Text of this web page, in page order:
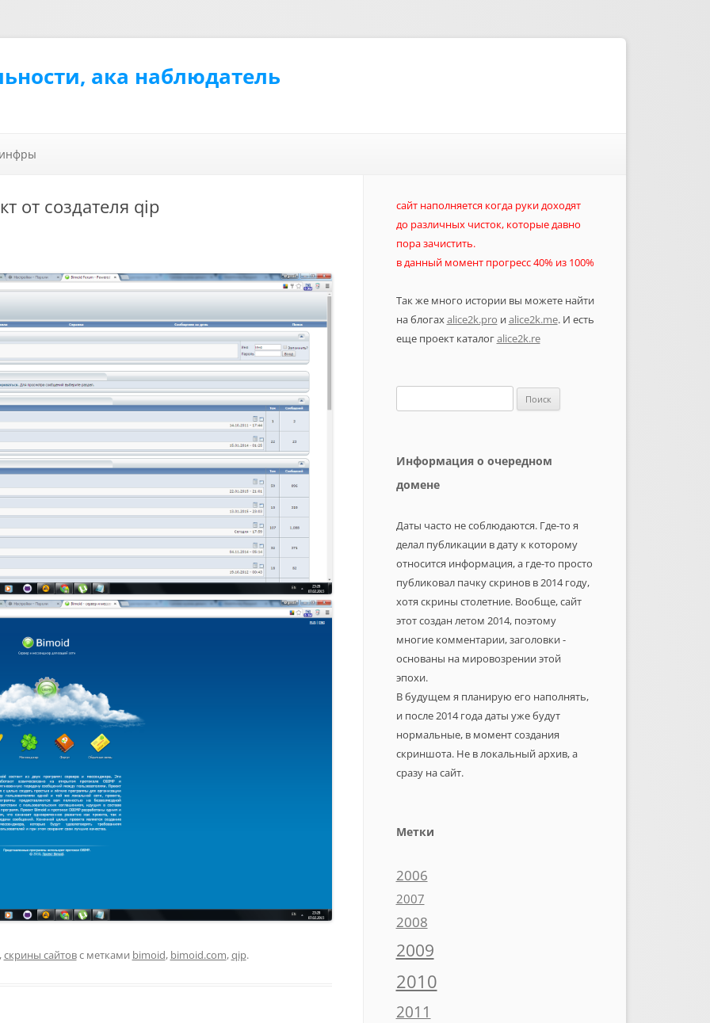
ака наблюдатель
от создателя qip
скрины сайтовс метками bimoid, bimoid.com,qip.
сайт наполняется когда руки доходят
до различных чисток, которые давно
пора зачистить.
в данный момент прогресс 40% из 100%
Так же много истории вы можете найти
на блогахalice2k.pro иalice2k.me. И есть
еще проект каталогalice2k.re
Информация о очередном
домене
Даты часто не соблюдаются. Где-то я
делал публикации в дату к которому
относится информация, а где-то просто
публиковал пачку скринов в 2014 году,
хотя скрины столетние. Вообще, сайт
этот создан летом 2014, поэтому
многие комментарии, заголовки -
основаны на мировозрении этой
эпохи.
В будущем я планирую его наполнять,
и после 2014 года даты уже будут
нормальные, в момент создания
скриншота. Не в локальный архив, а
сразу на сайт.
Метки
2006
2007
2008
2009
2010
2011